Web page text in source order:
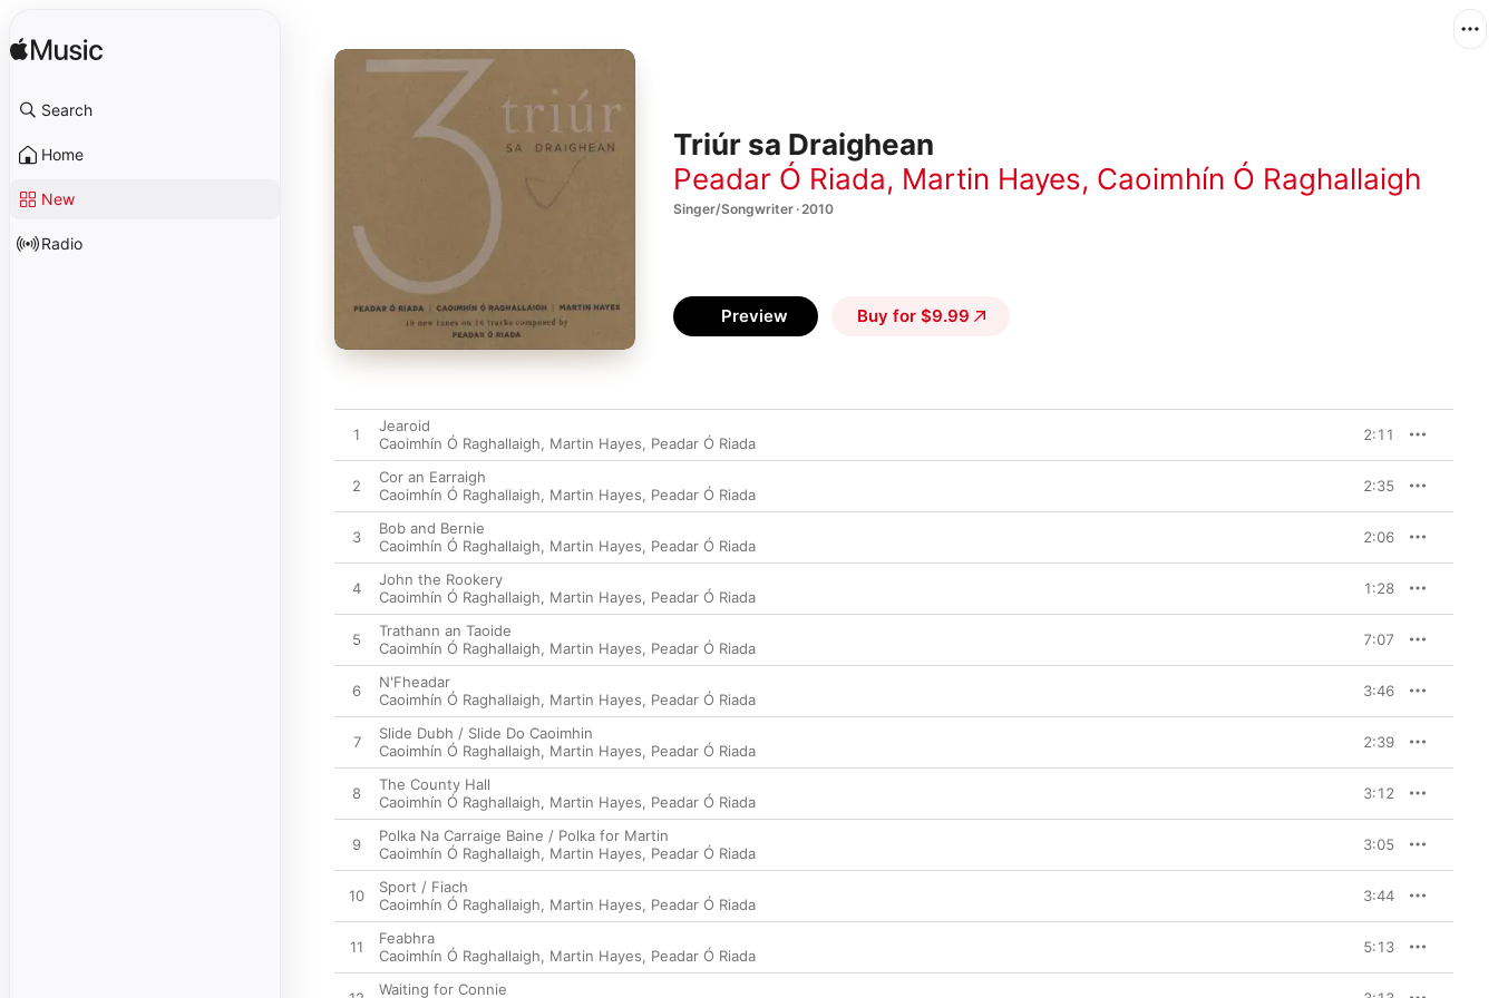
Search
Home
New
Radio
Triúr sa Draighean
Peadar Ó Riada, Martin Hayes, Caoimhín Ó Raghallaigh
Singer/Songwriter · 2010
Preview Buy for $9.99
1
Jearoid
Caoimhín Ó Raghallaigh, Martin Hayes, Peadar Ó Riada 2:11
2
Cor an Earraigh
Caoimhín Ó Raghallaigh, Martin Hayes, Peadar Ó Riada 2:35
3
Bob and Bernie
Caoimhín Ó Raghallaigh, Martin Hayes, Peadar Ó Riada 2:06
4
John the Rookery
Caoimhín Ó Raghallaigh, Martin Hayes, Peadar Ó Riada 1:28
5
Trathann an Taoide
Caoimhín Ó Raghallaigh, Martin Hayes, Peadar Ó Riada 7:07
6
N'Fheadar
Caoimhín Ó Raghallaigh, Martin Hayes, Peadar Ó Riada 3:46
7
Slide Dubh / Slide Do Caoimhin
Caoimhín Ó Raghallaigh, Martin Hayes, Peadar Ó Riada 2:39
8
The County Hall
Caoimhín Ó Raghallaigh, Martin Hayes, Peadar Ó Riada 3:12
9
Polka Na Carraige Baine / Polka for Martin
Caoimhín Ó Raghallaigh, Martin Hayes, Peadar Ó Riada 3:05
10
Sport / Fiach
Caoimhín Ó Raghallaigh, Martin Hayes, Peadar Ó Riada 3:44
11
Feabhra
Caoimhín Ó Raghallaigh, Martin Hayes, Peadar Ó Riada 5:13
Waiting for Connie